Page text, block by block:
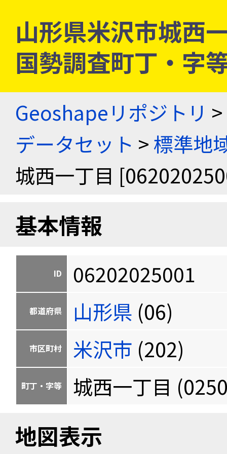
山形県米沢市城西
国勢調査町丁・字
Geoshapeリポジトリ >
データセット >標準地
城西一丁目
基本情報
ID 06202025001
都道府県 山形県 (06)
市区町村 米沢市 (202)
町丁・字等 城西一丁目
地図表示